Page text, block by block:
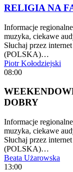
RELIGIA NA
Informacje
muzyka, ciekawe
Słuchaj przez
(POLSKA)…
Piotr Kołodziejski
08:00
DOBRY
Informacje
muzyka, ciekawe
Słuchaj przez
(POLSKA)…
Beata Użarowska
13:00